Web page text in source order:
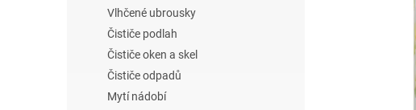
Vlhčené ubrousky
Čističe podlah
Čističe oken a skel
Čističe odpadů
Mytí nádobí